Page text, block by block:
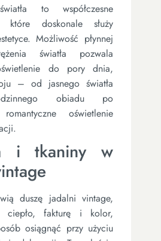
to współczesne
które doskonale służy
Możliwość płynnej
światła pozwala
do pory dnia,
– od jasnego światła
obiadu po
oświetlenie
i tkaniny w
duszę jadalni vintage,
ciepło, fakturę i kolor,
osiągnąć przy użyciu